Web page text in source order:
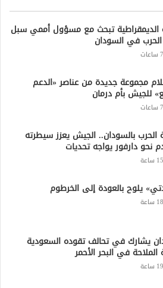
الديمقراطية تبحث مع مسؤول أممي سبل
الحرب في السودان
مجموعة جديدة من عناصر «الدعم
للجيش بأم درمان
الحرب بالسودان.. الجيش يعزز سيطرته
نحو دارفور يواجه تحديات
يلوح بالعودة إلى الخرطوم
يشارك في تحالف تقوده السعودية
الملاحة في البحر الأحمر